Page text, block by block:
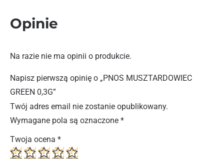
Opinie
Na razie nie ma opinii o produkcie.
Napisz pierwszą opinię o „PNOS MUSZTARDOWIEC
GREEN 0,3G”
Twój adres email nie zostanie opublikowany.
Wymagane pola są oznaczone *
Twoja ocena *